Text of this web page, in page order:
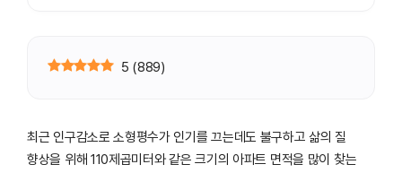
5 (889)
최근 인구감소로 소형평수가 인기를 끄는데도 불구하고 삶의 질
향상을 위해 110제곱미터와 같은 크기의 아파트 면적을 많이 찾는